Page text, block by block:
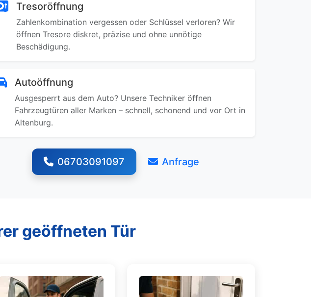
Tresoröffnung
Zahlenkombination vergessen oder Schlüssel verloren? Wir
öffnen Tresore diskret, präzise und ohne unnötige
Beschädigung.
Autoöffnung
Ausgesperrt aus dem Auto? Unsere Techniker öffnen
Fahrzeugtüren aller Marken – schnell, schonend und vor Ort in
Altenburg.
06703091097 Anfrage
geöffneten Tür